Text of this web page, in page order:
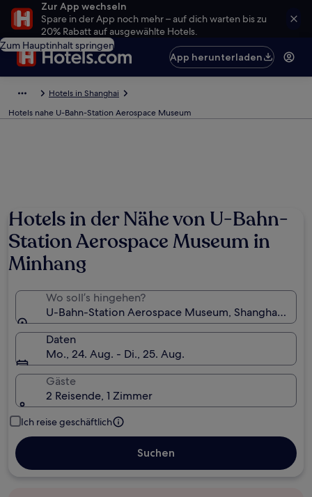
Zur App wechseln
Spare in der App noch mehr – auf dich warten bis zu
20% Rabatt auf ausgewählte Hotels.
Zum Hauptinhalt springen
App herunterladen
Hotels in Shanghai
Hotels nahe U-Bahn-Station Aerospace Museum
Hotels in der Nähe von U-Bahn-
Station Aerospace Museum in
Minhang
Wo soll’s hingehen?
U-Bahn-Station Aerospace Museum, Shanghai,
Daten
Mo., 24. Aug. - Di., 25. Aug.
Gäste
2 Reisende, 1 Zimmer
Ich reise geschäftlich
Suchen